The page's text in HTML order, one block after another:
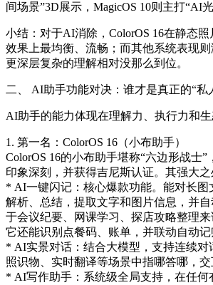
间场景”3D展示，MagicOS 10则主打“AI
小结：对于AI消除，ColorOS 16在静态
效果上最均衡、流畅；而其他系统表现则
更深层复杂的理解相对没那么到位。
二、 AI助手功能对决：谁才是真正的“私
AI助手的能力体现在理解力、执行力和生
1. 第一名：ColorOS 16（小布助手）
ColorOS 16的小布助手堪称“六边形战士”
印象深刻，并获得吉尼斯认证。其强大之
* AI一键闪记：核心爆款功能。能对长图
解析、总结，提取文字和图片信息，并
于会议纪要、网课学习、探店攻略整理来
它还能识别点餐码、账单，并联动自动记
* AI实景对话：结合大模型，支持连续对
照识物、实时翻译等场景中指哪答哪，交
* AI写作助手：系统级全局支持，在任何